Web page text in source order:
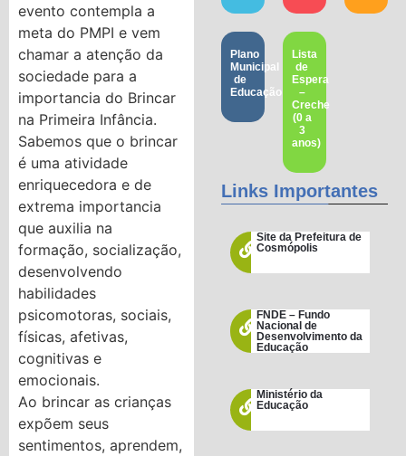
evento contempla a
meta do PMPI e vem
chamar a atenção da
sociedade para a
importancia do Brincar
na Primeira Infância.
Sabemos que o brincar
é uma atividade
enriquecedora e de
extrema importancia
que auxilia na
formação, socialização,
desenvolvendo
habilidades
psicomotoras, sociais,
físicas, afetivas,
cognitivas e
emocionais.
Ao brincar as crianças
expõem seus
sentimentos, aprendem,
Plano
Municipal
de
Educação
Lista
de
Espera
–
Creche
(0 a
3
anos)
Links Importantes
Site da Prefeitura de
Cosmópolis
FNDE – Fundo
Nacional de
Desenvolvimento da
Educação
Ministério da
Educação